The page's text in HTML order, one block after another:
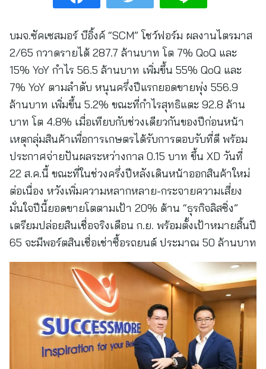
บมจ.ซัคเซสมอร์ บีอิ้งค์ “SCM” โชว์ฟอร์ม ผลงานไตรมาส
2/65 กวาดรายได้ 287.7 ล้านบาท โต 7% QoQ และ
15% YoY กำไร 56.5 ล้านบาท เพิ่มขึ้น 55% QoQ และ
7% YoY ตามลำดับ หนุนครึ่งปีแรกยอดขายพุ่ง 556.9
ล้านบาท เพิ่มขึ้น 5.2% ขณะที่กำไรสุทธิแตะ 92.8 ล้าน
บาท โต 4.8% เมื่อเทียบกับช่วงเดียวกันของปีก่อนหน้า
เหตุกลุ่มสินค้าเพื่อการเกษตรได้รับการตอบรับที่ดี พร้อม
ประกาศจ่ายปันผลระหว่างกาล 0.15 บาท ขึ้น XD วันที่
22 ส.ค.นี้ ขณะที่ในช่วงครึ่งปีหลังเดินหน้าออกสินค้าใหม่
ต่อเนื่อง หวังเพิ่มความหลากหลาย-กระจายความเสี่ยง
มั่นใจปีนี้ยอดขายโตตามเป้า 20% ด้าน “ธุรกิจลิสซิ่ง”
เตรียมปล่อยสินเชื่อจริงเดือน ก.ย. พร้อมตั้งเป้าหมายสิ้นปี
65 จะมีพอร์ตสินเชื่อเช่าซื้อรถยนต์ ประมาณ 50 ล้านบาท